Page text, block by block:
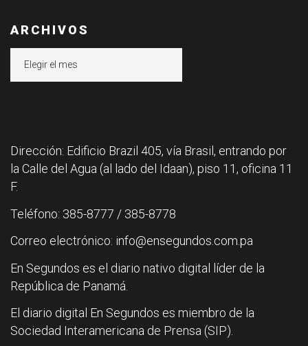
ARCHIVOS
Dirección: Edificio Brazil 405, vía Brasil, entrando por
la Calle del Agua (al lado del Idaan), piso 11, oficina 11
F.
Teléfono: 385-8777 / 385-8778
Correo electrónico: info@ensegundos.com.pa
En Segundos es el diario nativo digital líder de la
República de Panamá.
El diario digital En Segundos es miembro de la
Sociedad Interamericana de Prensa (SIP).